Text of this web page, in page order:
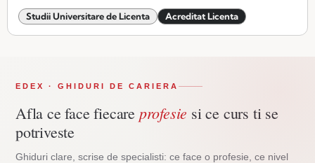
Studii Universitare de Licenta Acreditat Licenta
EDEX · GHIDURI DE CARIERA
Afla ce face fiecare profesie si ce curs ti se
potriveste
Ghiduri clare, scrise de specialisti: ce face o profesie, ce nivel